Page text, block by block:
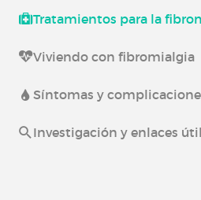
Tratamientos para la
Viviendo con fibromialgia
Síntomas y
Investigación y enlaces